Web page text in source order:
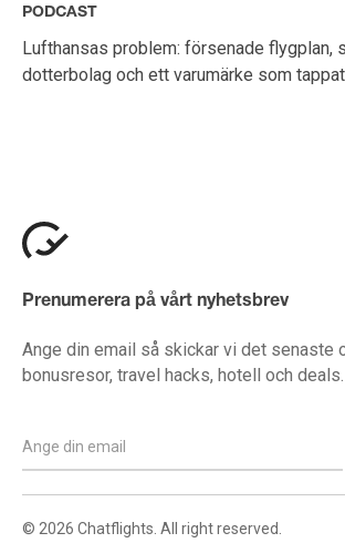
PODCAST
Lufthansas problem: försenade flygplan,
dotterbolag och ett varumärke som
Prenumerera på vårt nyhetsbrev
Ange din email så skickar vi det senaste
bonusresor, travel hacks, hotell och deals.
© 2026 Chatflights. All right reserved.